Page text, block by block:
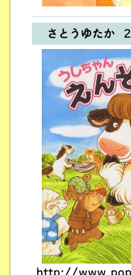
さとうゆたか
http://